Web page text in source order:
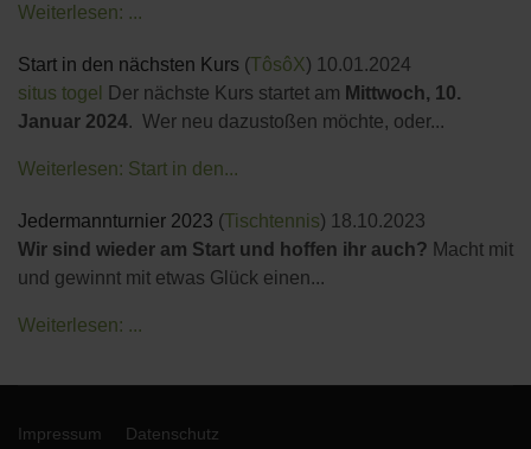
Weiterlesen: ...
Start in den nächsten Kurs (TôsôX) 10.01.2024
situs togel
Der nächste Kurs startet am Mittwoch, 10.
Januar 2024. Wer neu dazustoßen möchte, oder...
Weiterlesen: Start in den...
Jedermannturnier 2023 (Tischtennis) 18.10.2023
Wir sind wieder am Start und hoffen ihr auch? Macht mit
und gewinnt mit etwas Glück einen...
Weiterlesen: ...
Impressum
Datenschutz